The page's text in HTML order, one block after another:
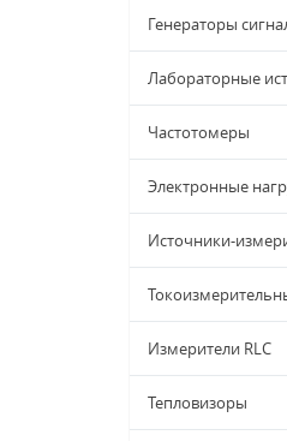
Генераторы
Лабораторные
Частотомеры
Электронные
Источники-
Измерители RLC
Тепловизоры